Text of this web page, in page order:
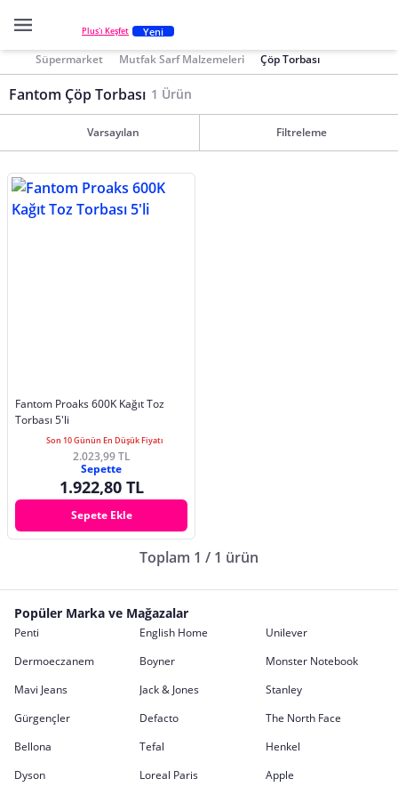
Plus'ı Keşfet Yeni
Süpermarket Mutfak Sarf Malzemeleri Çöp Torbası
Fantom Çöp Torbası 1 Ürün
Varsayılan Filtreleme
Fantom Proaks 600K Kağıt Toz
Torbası 5'li
Son 10 Günün En Düşük Fiyatı
2.023,99 TL
Sepette
1.922,80 TL
Sepete Ekle
Toplam 1 / 1 ürün
Popüler Marka ve Mağazalar
Penti English Home
Unilever
Dermoeczanem
Boyner
Monster Notebook
Mavi Jeans
Jack & Jones
Stanley
Gürgençler
Defacto
The North Face
Bellona
Tefal
Henkel
Dyson
Loreal Paris
Apple